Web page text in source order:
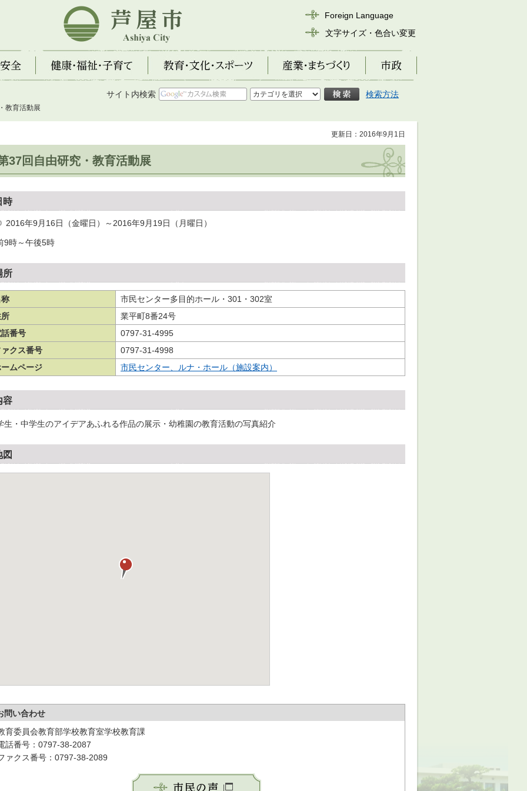
芦屋市
Foreign Language
文字サイズ・色合い変更
健康・福祉・子育て 教育・文化・スポーツ 産業・まちづくり 市政
サイト内検索 検索方法
教育活動展
更新日：2016年9月1日
37回自由研究・教育活動展
時
2016年9月16日（金曜日）～2016年9月19日（月曜日）
9時～午後5時
所
市民センター多目的ホール・301・302室
業平町8番24号
番号
0797-31-4995
クス番号
0797-31-4998
ムページ
市民センター、ルナ・ホール（施設案内）
容
生・中学生のアイデアあふれる作品の展示・幼稚園の教育活動の写真紹介
図
問い合わせ
育委員会教育部学校教育室学校教育課
話番号：0797-38-2087
ァクス番号：0797-38-2089